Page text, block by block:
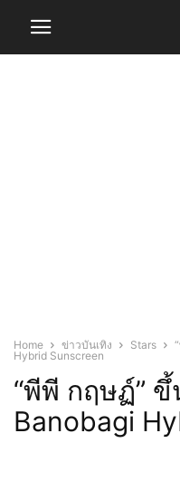
Home ข่าวบันเทิง Stars
Hybrid Sunscreen
“พีพี กฤษฏ์”
Banobagi